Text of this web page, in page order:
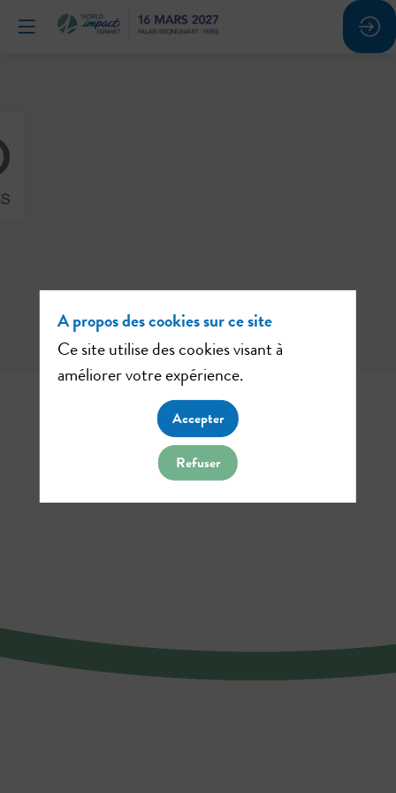
A propos des cookies sur ce site
Ce site utilise des cookies visant à
améliorer votre expérience.
Accepter
Refuser